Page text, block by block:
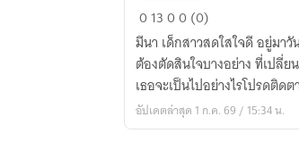
การ
ตัดสิน
ใจ
จาก
เธอ
คน
01300 (0)
มีนา เด็กสาวสดใสใจดี อยู่มาวันหนึ่ง เกิดการเปลี่ยนครั้งใหญ่ในชีวิตของเธอทำให้เธอ
ต้องตัดสินใจบางอย่าง ที่เปลี่ย
เธอจะเป็นไปอย่างไรโปรดติด
อัปเดตล่าสุด 1 ก.ค. 69 / 15:34 น.